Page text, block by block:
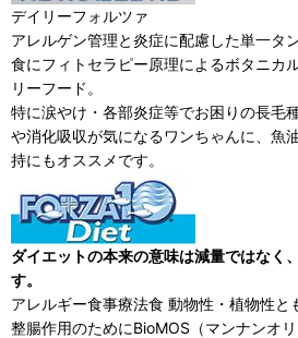
デイリーフォルツァ
アレルゲン管理と炎症に配慮した単一タ
食にフィトセラピー原理によるボタニカ
リーフード。
特に涙やけ・各部炎症等でお困りの長毛
や消化吸収が気になるワンちゃんに、魚
持にもオススメです。
ダイエットの本来の意味は減量ではなく
す。
アレルギー食事療法食 動物性・植物性と
整腸作用のためにBioMOS（マンナンオ